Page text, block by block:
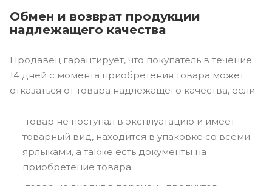
Обмен и возврат продукции
надлежащего качества
Продавец гарантирует, что покупатель в течение
14 дней с момента приобретения товара может
отказаться от товара надлежащего качества, если:
товар не поступал в эксплуатацию и имеет
товарный вид, находится в упаковке со всеми
ярлыками, а также есть документы на
приобретение товара;